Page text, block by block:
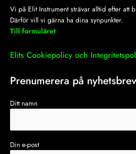
Vi på Elit Instrument strävar alltid efter att
Därför vill vi gärna ha dina synpunkter.
Till formuläret
Elits Cookiepolicy och
Prenumerera på nyhetsbrev
Ditt namn
Din e-post